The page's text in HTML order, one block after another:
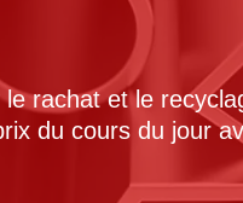
rachat et le
du cours du jour